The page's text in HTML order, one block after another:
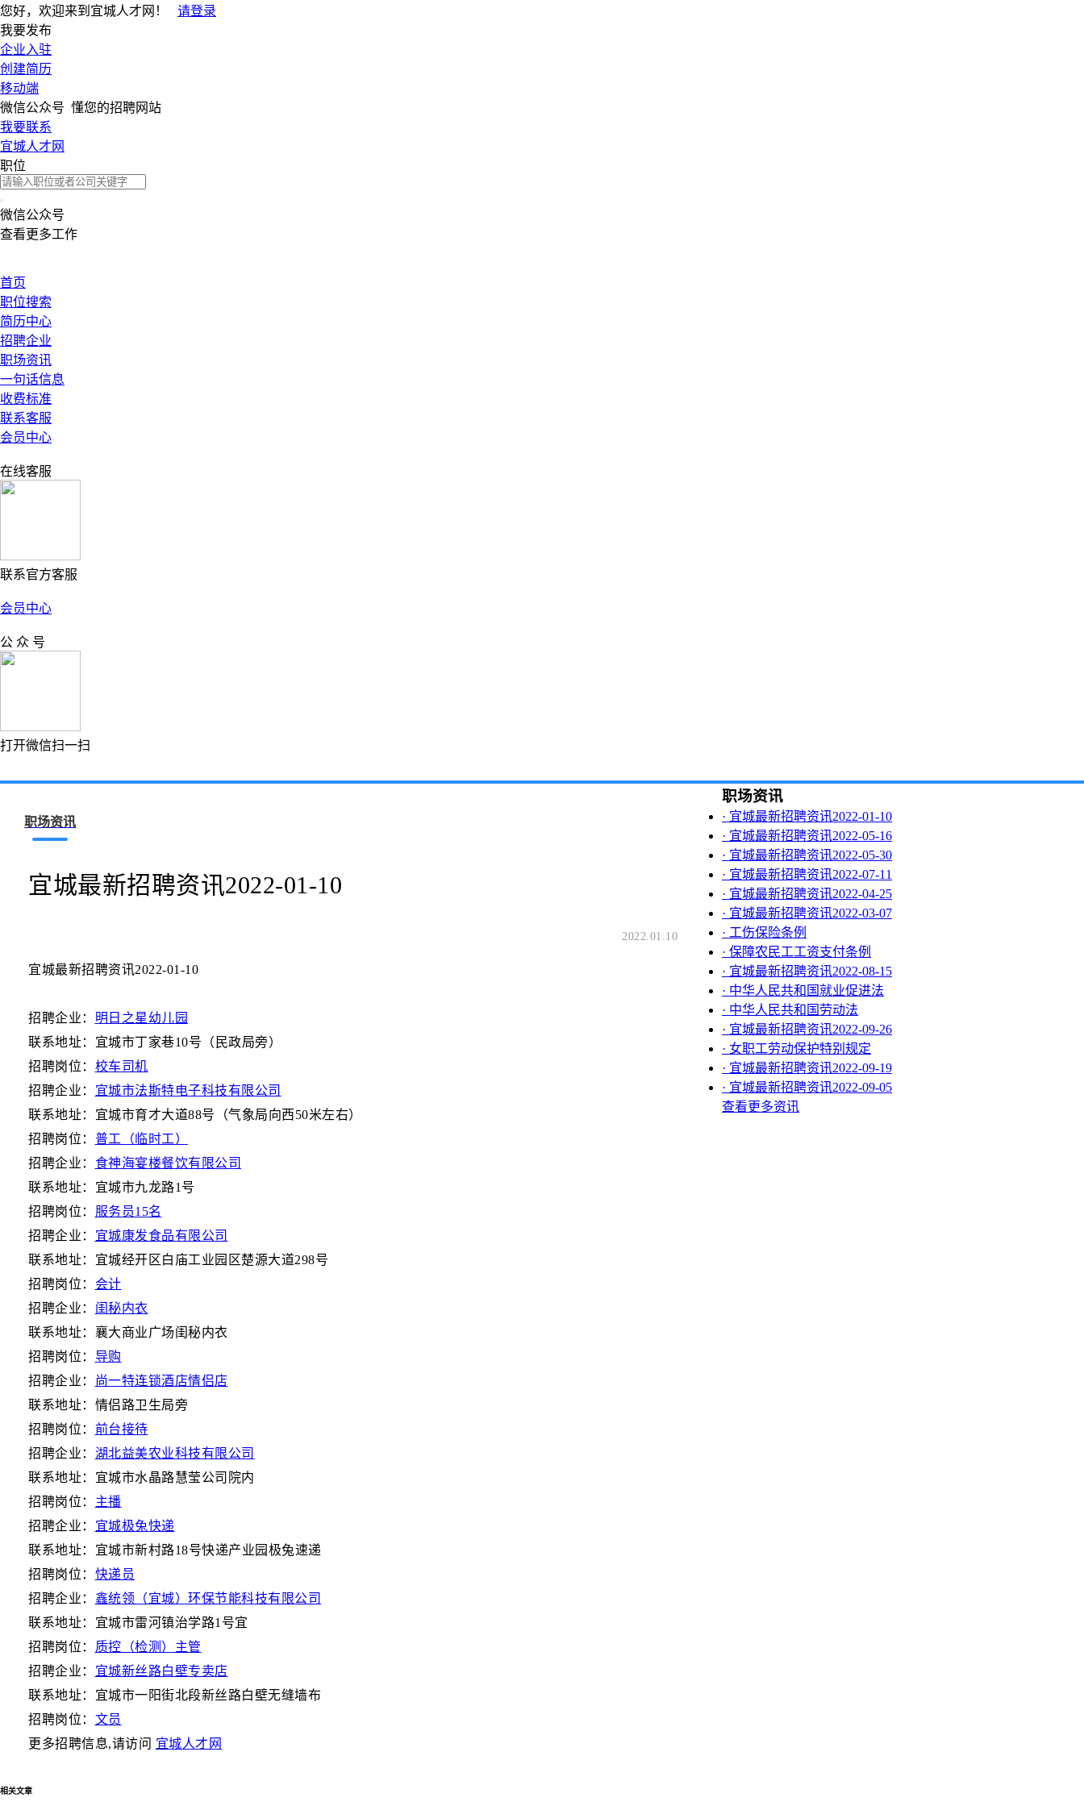
您好，欢迎来到宜城人才网！
请登录
我要发布
企业入驻
创建简历
移动端
微信公众号 懂您的招聘网站
我要联系
宜城人才网
职位
微信公众号
查看更多工作
首页
职位搜索
简历中心
招聘企业
职场资讯
一句话信息
收费标准
联系客服
会员中心
在线客服
联系官方客服
会员中心
公 众 号
打开微信扫一扫
职场资讯
宜城最新招聘资讯2022-01-10
2022.01.10
宜城最新招聘资讯2022-01-10
招聘企业： 明日之星幼儿园
联系地址：宜城市丁家巷10号（民政局旁）
招聘岗位： 校车司机
招聘企业： 宜城市法斯特电子科技有限公司
联系地址：宜城市育才大道88号（气象局向西50米左右）
招聘岗位： 普工（临时工）
招聘企业： 食神海宴楼餐饮有限公司
联系地址：宜城市九龙路1号
招聘岗位： 服务员15名
招聘企业： 宜城康发食品有限公司
联系地址：宜城经开区白庙工业园区楚源大道298号
招聘岗位： 会计
招聘企业： 闺秘内衣
联系地址：襄大商业广场闺秘内衣
招聘岗位： 导购
招聘企业：
尚一特连锁酒店情侣店
联系地址：情侣路卫生局旁
招聘岗位： 前台接待
招聘企业： 湖北益美农业科技有限公司
联系地址：宜城市水晶路慧莹公司院内
招聘岗位： 主播
招聘企业： 宜城极兔快递
联系地址：宜城市新村路18号快递产业园极兔速递
招聘岗位： 快递员
招聘企业： 鑫统领（宜城）环保节能科技有限公司
联系地址：宜城市雷河镇治学路1号宜
招聘岗位： 质控（检测）主管
招聘企业： 宜城新丝路白壁专卖店
联系地址：宜城市一阳街北段新丝路白壁无缝墙布
招聘岗位： 文员
更多招聘信息,请访问 宜城人才网
相关文章
职场资讯
· 宜城最新招聘资讯2022-01-10
· 宜城最新招聘资讯2022-05-16
· 宜城最新招聘资讯2022-05-30
· 宜城最新招聘资讯2022-07-11
· 宜城最新招聘资讯2022-04-25
· 宜城最新招聘资讯2022-03-07
· 工伤保险条例
· 保障农民工工资支付条例
· 宜城最新招聘资讯2022-08-15
· 中华人民共和国就业促进法
· 中华人民共和国劳动法
· 宜城最新招聘资讯2022-09-26
· 女职工劳动保护特别规定
· 宜城最新招聘资讯2022-09-19
· 宜城最新招聘资讯2022-09-05
查看更多资讯